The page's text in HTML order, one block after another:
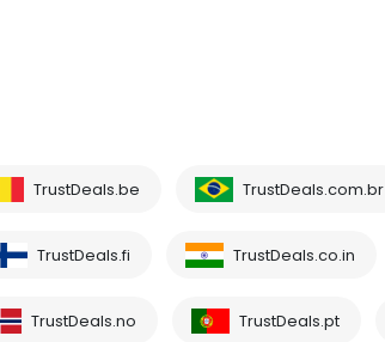
TrustDeals.be TrustDeals.com.br
TrustDeals.fi TrustDeals.co.in
TrustDeals.no TrustDeals.pt